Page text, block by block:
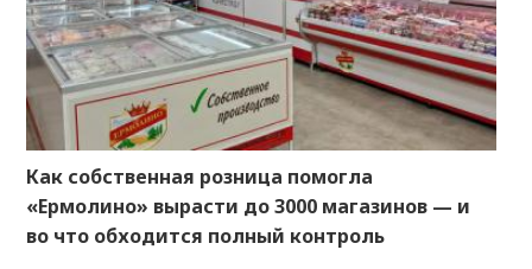
Как собственная розница помогла
«Ермолино» вырасти до 3000 магазинов — и
во что обходится полный контроль